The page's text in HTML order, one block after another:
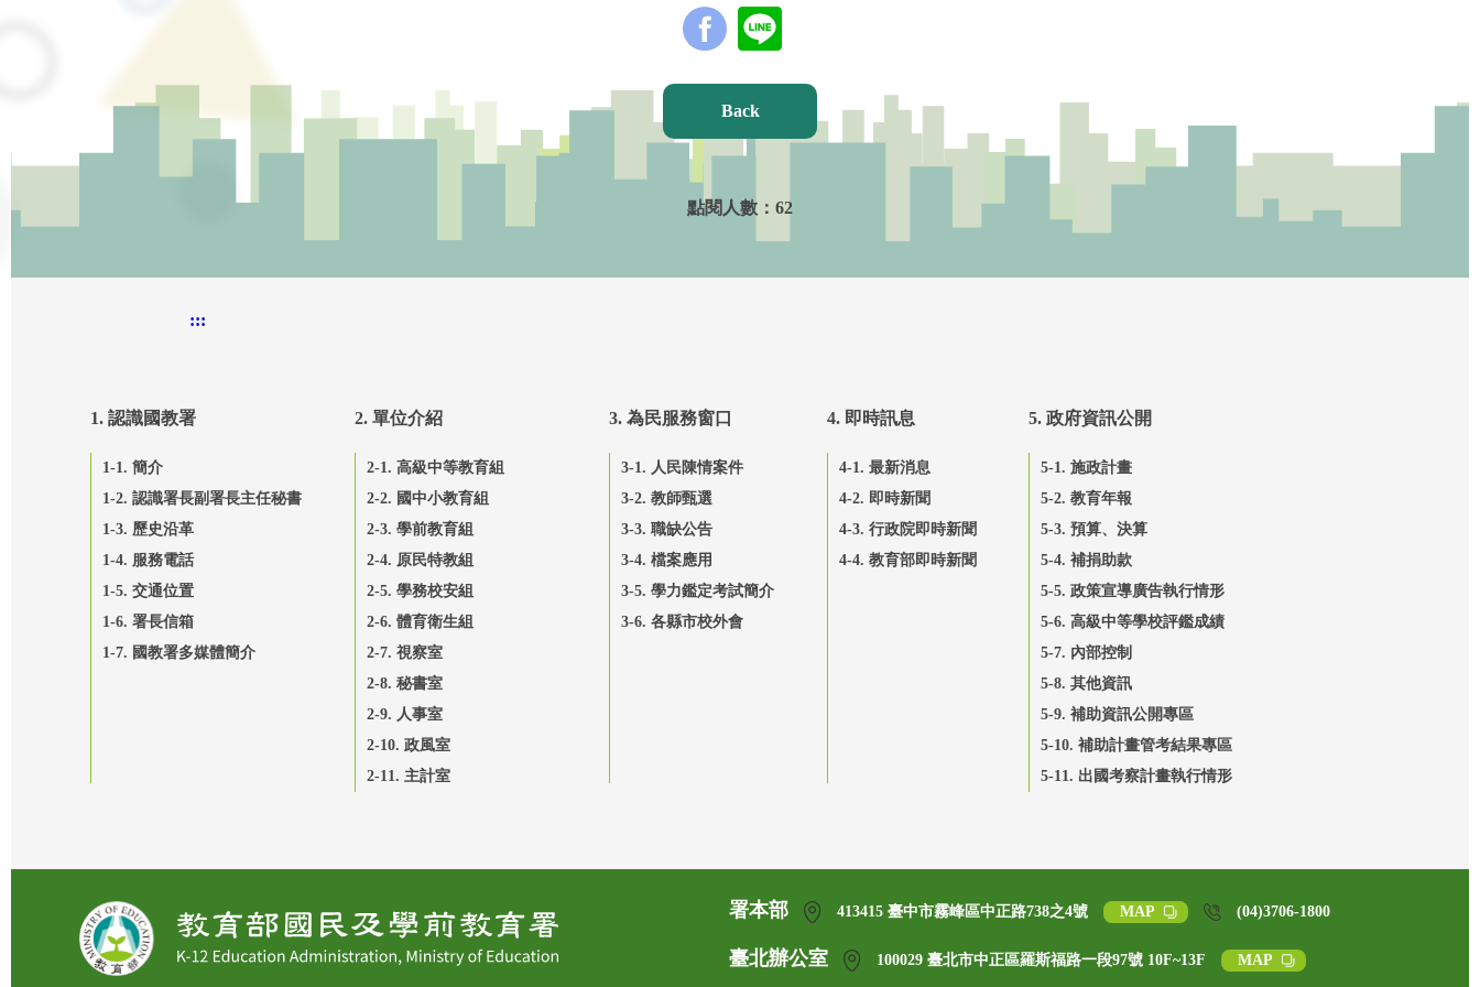
Back
點閱人數： 62
:::
1. 認識國教署
1-1. 簡介
1-2. 認識署長副署長主任秘書
1-3. 歷史沿革
1-4. 服務電話
1-5. 交通位置
1-6. 署長信箱
1-7. 國教署多媒體簡介
2. 單位介紹
2-1. 高級中等教育組
2-2. 國中小教育組
2-3. 學前教育組
2-4. 原民特教組
2-5. 學務校安組
2-6. 體育衛生組
2-7. 視察室
2-8. 秘書室
2-9. 人事室
2-10. 政風室
2-11. 主計室
3. 為民服務窗口
3-1. 人民陳情案件
3-2. 教師甄選
3-3. 職缺公告
3-4. 檔案應用
3-5. 學力鑑定考試簡介
3-6. 各縣市校外會
4. 即時訊息
4-1. 最新消息
4-2. 即時新聞
4-3. 行政院即時新聞
4-4. 教育部即時新聞
5. 政府資訊公開
5-1. 施政計畫
5-2. 教育年報
5-3. 預算、決算
5-4. 補捐助款
5-5. 政策宣導廣告執行情形
5-6. 高級中等學校評鑑成績
5-7. 內部控制
5-8. 其他資訊
5-9. 補助資訊公開專區
5-10. 補助計畫管考結果專區
5-11. 出國考察計畫執行情形
署本部 413415 臺中市霧峰區中正路738之4號 MAP (04)3706-1800
臺北辦公室 100029 臺北市中正區羅斯福路一段97號 10F~13F MAP